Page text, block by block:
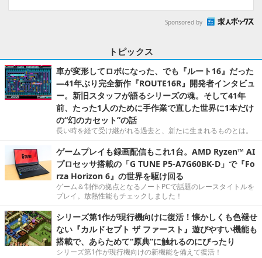
Sponsored by
トピックス
車が変形してロボになった、でも『ルート16』だった
―41年ぶり完全新作『ROUTE16R』開発者インタビュ
ー。新旧スタッフが語るシリーズの魂。そして41年
前、たった1人のために手作業で直した世界に1本だけ
の“幻のカセット”の話
長い時を経て受け継がれる過去と、新たに生まれるものとは。
ゲームプレイも録画配信もこれ1台。AMD Ryzen™ AI
プロセッサ搭載の「G TUNE P5-A7G60BK-D」で『Fo
rza Horizon 6』の世界を駆け回る
ゲーム＆制作の拠点となるノートPCで話題のレースタイトルを
プレイ。放熱性能もチェックしました！
シリーズ第1作が現行機向けに復活！懐かしくも色褪せ
ない『カルドセプト ザ ファースト』遊びやすい機能も
搭載で、あらためて“原典”に触れるのにぴったり
シリーズ第1作が現行機向けの新機能を備えて復活！